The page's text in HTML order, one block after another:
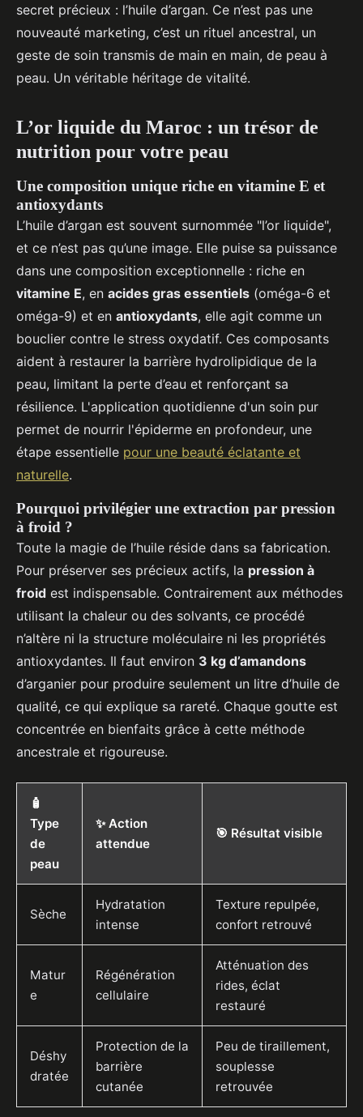
secret précieux : l’huile d’argan. Ce n’est pas une
nouveauté marketing, c’est un rituel ancestral, un
geste de soin transmis de main en main, de peau à
peau. Un véritable héritage de vitalité.
L’or liquide du Maroc : un trésor de
nutrition pour votre peau
Une composition unique riche en vitamine E et
antioxydants
L’huile d’argan est souvent surnommée "l’or liquide",
et ce n’est pas qu’une image. Elle puise sa puissance
dans une composition exceptionnelle : riche en
vitamine E, en acides gras essentiels (oméga-6 et
oméga-9) et en antioxydants, elle agit comme un
bouclier contre le stress oxydatif. Ces composants
aident à restaurer la barrière hydrolipidique de la
peau, limitant la perte d’eau et renforçant sa
résilience. L'application quotidienne d'un soin pur
permet de nourrir l'épiderme en profondeur, une
étape essentielle pour une beauté éclatante et
naturelle.
Pourquoi privilégier une extraction par pression
à froid ?
Toute la magie de l’huile réside dans sa fabrication.
Pour préserver ses précieux actifs, la pression à
froid est indispensable. Contrairement aux méthodes
utilisant la chaleur ou des solvants, ce procédé
n’altère ni la structure moléculaire ni les propriétés
antioxydantes. Il faut environ 3 kg d’amandons
d’arganier pour produire seulement un litre d’huile de
qualité, ce qui explique sa rareté. Chaque goutte est
concentrée en bienfaits grâce à cette méthode
ancestrale et rigoureuse.
🧴
Type
de
peau
✨ Action
attendue
🎯 Résultat visible
Sèche
Hydratation
intense
Texture repulpée,
confort retrouvé
Matur
e
Régénération
cellulaire
Atténuation des
rides, éclat
restauré
Déshy
dratée
Protection de la
barrière
cutanée
Peu de tiraillement,
souplesse
retrouvée